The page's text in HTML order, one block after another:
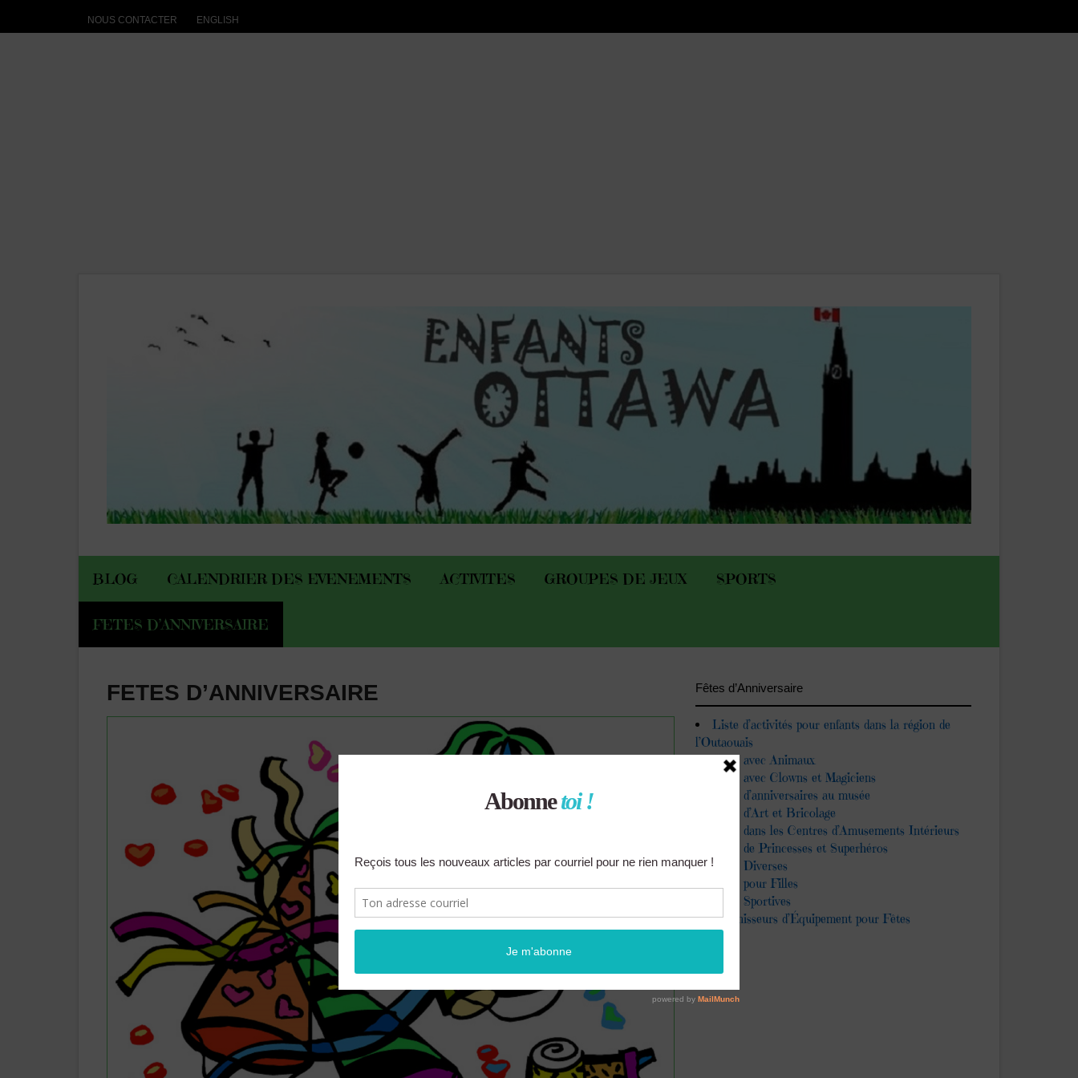
NOUS CONTACTER ENGLISH
BLOG CALENDRIER DES EVENEMENTS ACTIVITES GROUPES DE JEUX SPORTS
FETES D’ANNIVERSAIRE
FETES D’ANNIVERSAIRE Fêtes d’Anniversaire
Liste d’activités pour enfants dans la région de
l’Outaouais
Fêtes avec Animaux
Fêtes avec Clowns et Magiciens
Fêtes d’anniversaires au musée
Fêtes d’Art et Bricolage
Fêtes dans les Centres d’Amusements Intérieurs
Fêtes de Princesses et Superhéros
Fêtes Diverses
Fêtes pour Filles
Fêtes Sportives
Fournisseurs d’Équipement pour Fêtes